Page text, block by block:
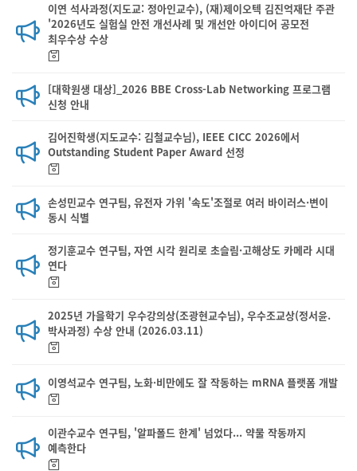
이연 석사과정(지도교: 정아인교수), (재)제이오텍 김진억재단 주관
'2026년도 실험실 안전 개선사례 및 개선안 아이디어 공모전
최우수상 수상
[대학원생 대상]_2026 BBE Cross-Lab Networking 프로그램
신청 안내
김어진학생(지도교수: 김철교수님), IEEE CICC 2026에서
Outstanding Student Paper Award 선정
손성민교수 연구팀, 유전자 가위 '속도'조절로 여러 바이러스·변이
동시 식별
정기훈교수 연구팀, 자연 시각 원리로 초슬림·고해상도 카메라 시대
연다
2025년 가을학기 우수강의상(조광현교수님), 우수조교상(정서윤.
박사과정) 수상 안내 (2026.03.11)
이영석교수 연구팀, 노화·비만에도 잘 작동하는 mRNA 플랫폼 개발
이관수교수 연구팀, '알파폴드 한계' 넘었다... 약물 작동까지
예측한다